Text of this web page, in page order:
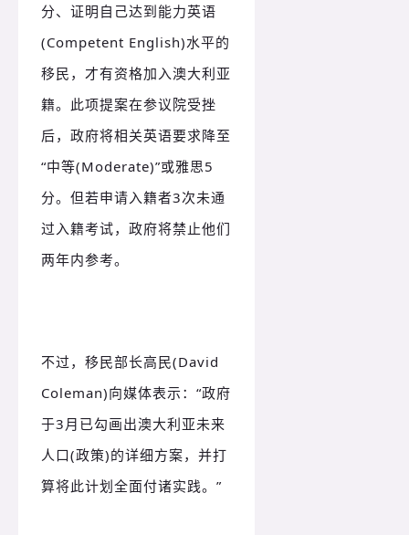
分、证明自己达到能力英语
(Competent English)水平的
移民，才有资格加入澳大利亚
籍。此项提案在参议院受挫
后，政府将相关英语要求降至
“中等(Moderate)”或雅思5
分。但若申请入籍者3次未通
过入籍考试，政府将禁止他们
两年内参考。
不过，移民部长高民(David
Coleman)向媒体表示： “政府
于3月已勾画出澳大利亚未来
人口(政策)的详细方案，并打
算将此计划全面付诸实践。 ”